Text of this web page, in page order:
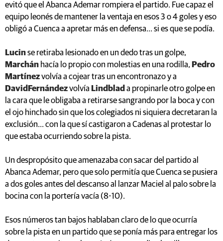
evitó que el Abanca Ademar rompiera el partido. Fue capaz el
equipo leonés de mantener la ventaja en esos 3 o 4 goles y eso
obligó a Cuenca a apretar más en defensa... si es que se podía.
Lucinse retiraba lesionado en un dedo tras un golpe,
Marchán hacía lo propio con molestias en una rodilla, Pedro
Martínezvolvía a cojear tras un encontronazo y a
DavidFernándezvolvía Lindblad a propinarle otro golpe en
la cara que le obligaba a retirarse sangrando por la boca y con
el ojo hinchado sin que los colegiados ni siquiera decretaran la
exclusión... con la que sí castigaron a Cadenas al protestar lo
que estaba ocurriendo sobre la pista.
Un despropósito que amenazaba con sacar del partido al
Abanca Ademar, pero que solo permitía que Cuenca se pusiera
a dos goles antes del descanso al lanzar Maciel al palo sobre la
bocina con la portería vacía (8-10).
Esos números tan bajos hablaban claro de lo que ocurría
sobre la pista en un partido que se ponía más para entregar los